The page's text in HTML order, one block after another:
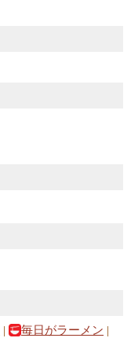
| 毎日がラーメン |